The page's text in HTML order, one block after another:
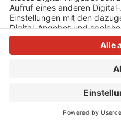
Anzeige